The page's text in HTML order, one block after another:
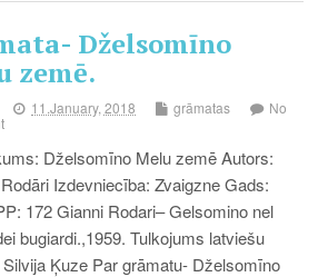
Dželsomīno
zemē.
11.January, 2018 grāmatas
No
Dželsomīno Melu zemē Autors:
Izdevniecība: Zvaigzne Gads:
172 Gianni Rodari– Gelsomino nel
bugiardi.,1959. Tulkojums latviešu
Ķuze Par grāmatu- Dželsomīno